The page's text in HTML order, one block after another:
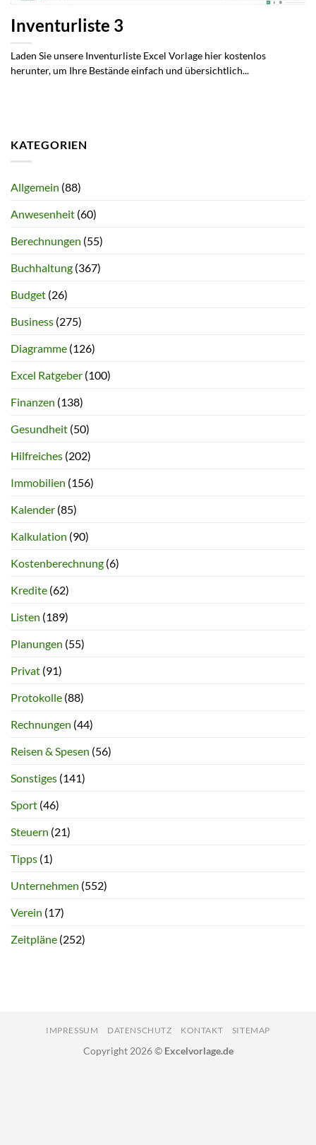
Inventurliste 3
Laden Sie unsere Inventurliste Excel Vorlage hier kostenlos
herunter, um Ihre Bestände einfach und übersichtlich...
KATEGORIEN
Allgemein (88)
Anwesenheit (60)
Berechnungen (55)
Buchhaltung (367)
Budget (26)
Business (275)
Diagramme (126)
Excel Ratgeber (100)
Finanzen (138)
Gesundheit (50)
Hilfreiches (202)
Immobilien (156)
Kalender (85)
Kalkulation (90)
Kostenberechnung (6)
Kredite (62)
Listen (189)
Planungen (55)
Privat (91)
Protokolle (88)
Rechnungen (44)
Reisen & Spesen (56)
Sonstiges (141)
Sport (46)
Steuern (21)
Tipps (1)
Unternehmen (552)
Verein (17)
Zeitpläne (252)
IMPRESSUM DATENSCHUTZ KONTAKT SITEMAP
Copyright 2026 © Excelvorlage.de